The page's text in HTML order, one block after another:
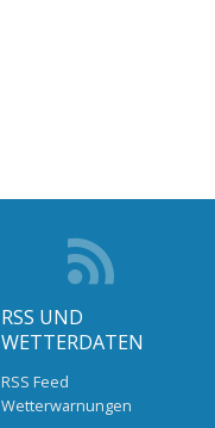
RSS UND
WETTERDATEN
RSS Feed
Wetterwarnungen